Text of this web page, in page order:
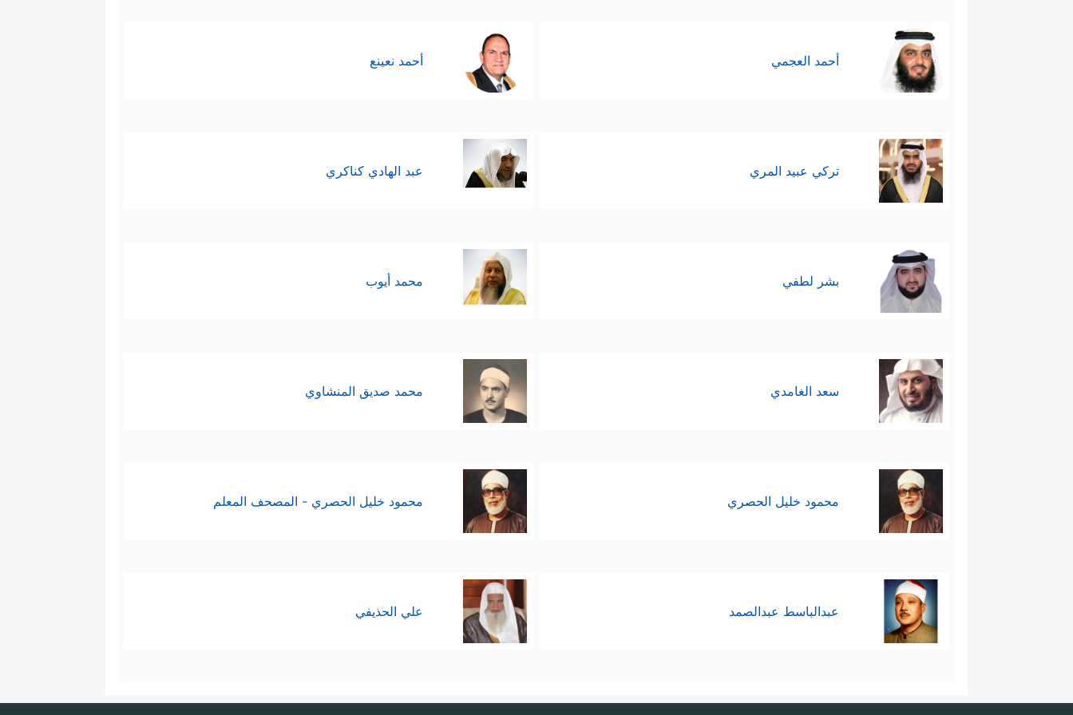
أحمد العجمي أحمد نعينع
تركي عبيد المري عبد الهادي كناكري
بشر لطفي محمد أيوب
سعد الغامدي محمد صديق المنشاوي
محمود خليل الحصري محمود خليل الحصري - المصحف المعلم
عبدالباسط عبدالصمد علي الحذيفي